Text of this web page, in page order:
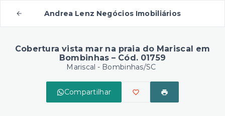
Andrea Lenz Negócios Imobiliários
Cobertura vista mar na praia do Mariscal em
Bombinhas – Cód. 01759
Mariscal - Bombinhas/SC
Compartilhar